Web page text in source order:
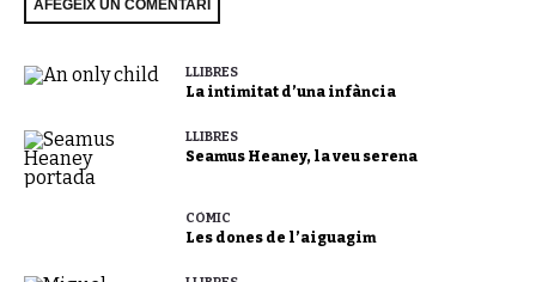
LLIBRES
La intimitat d’una infància
LLIBRES
Seamus Heaney, la veu serena
CÒMIC
Les dones de l’aiguagim